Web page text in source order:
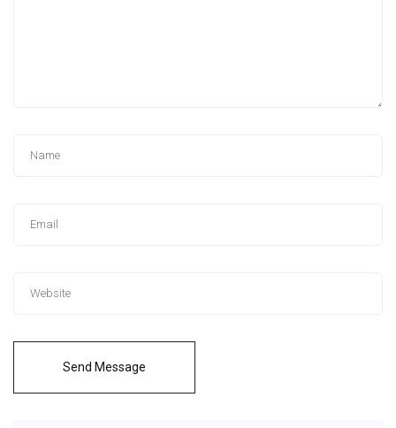
Send Message